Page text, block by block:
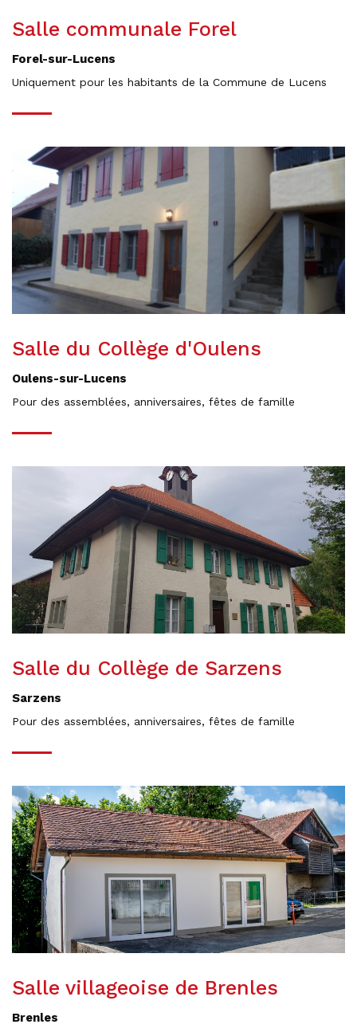
Salle communale Forel
Forel-sur-Lucens
Uniquement pour les habitants de la Commune de Lucens
Salle du Collège d'Oulens
Oulens-sur-Lucens
Pour des assemblées, anniversaires, fêtes de famille
Salle du Collège de Sarzens
Sarzens
Pour des assemblées, anniversaires, fêtes de famille
Salle villageoise de Brenles
Brenles